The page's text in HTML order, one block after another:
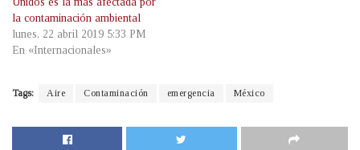
la contaminación ambiental
lunes, 22 abril 2019 5:33 PM
En «Internacionales»
Tags: Aire Contaminación emergencia México